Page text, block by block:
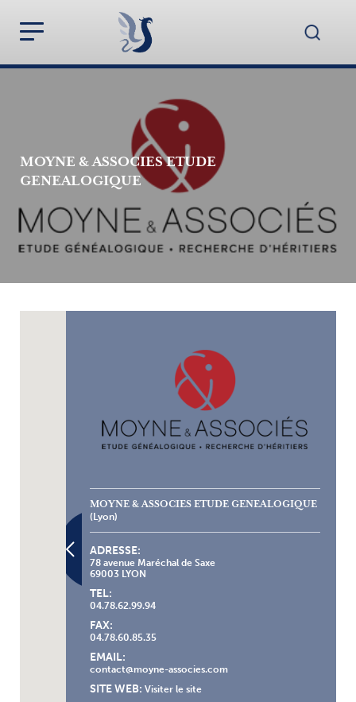
MOYNE & ASSOCIES ETUDE
GENEALOGIQUE
MOYNE & ASSOCIES ETUDE GENEALOGIQUE
(Lyon)
ADRESSE:
78 avenue Maréchal de Saxe
69003 LYON
TEL:
04.78.62.99.94
FAX:
04.78.60.85.35
EMAIL:
contact@moyne-associes.com
SITE WEB:Visiter le site